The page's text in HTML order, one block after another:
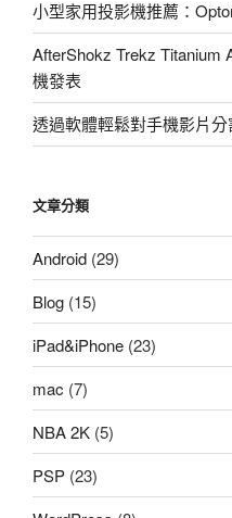
化
監
級
耳
小型家用投影機推薦：
AfterShokz Trekz Titanium
機發表
透過軟體輕鬆對手機影片
文章分類
Android (29)
Blog (15)
iPad&iPhone (23)
mac (7)
NBA 2K (5)
PSP (23)